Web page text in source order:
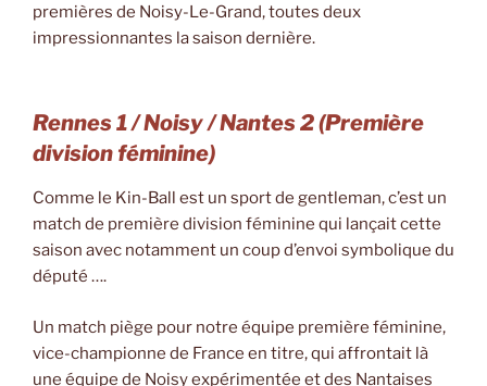
premières de Noisy-Le-Grand, toutes deux
impressionnantes la saison dernière.
Rennes 1 / Noisy / Nantes 2(Première
division féminine)
Comme le Kin-Ball est un sport de gentleman, c’est un
match de première division féminine qui lançait cette
saison avec notamment un coup d’envoi symbolique du
député ….
Un match piège pour notre équipe première féminine,
vice-championne de France en titre, qui affrontait là
une équipe de Noisy expérimentée et des Nantaises